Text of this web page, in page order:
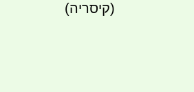
(קיסריה)